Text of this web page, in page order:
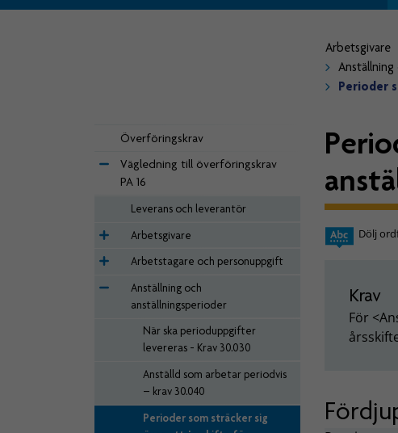
Arbetsgivare
Perioder
Överföringskrav
Vägledning till överföringskrav
PA 16
Leverans och leverantör
Arbetsgivare
Arbetstagare och personuppgift
Anställning och
anställningsperioder
När ska perioduppgifter
levereras - Krav 30.030
Anställd som arbetar periodvis
– krav 30.040
Perioder som sträcker sig
Dölj
Krav
För